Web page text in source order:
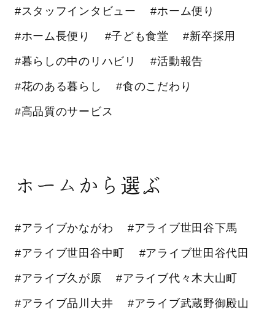
#スタッフインタビュー #ホーム便り
#ホーム長便り #子ども食堂 #新卒採用
#暮らしの中のリハビリ #活動報告
#花のある暮らし #食のこだわり
#高品質のサービス
ホームから選ぶ
#アライブかながわ #アライブ世田谷下馬
#アライブ世田谷中町 #アライブ世田谷代田
#アライブ久が原 #アライブ代々木大山町
#アライブ品川大井 #アライブ武蔵野御殿山